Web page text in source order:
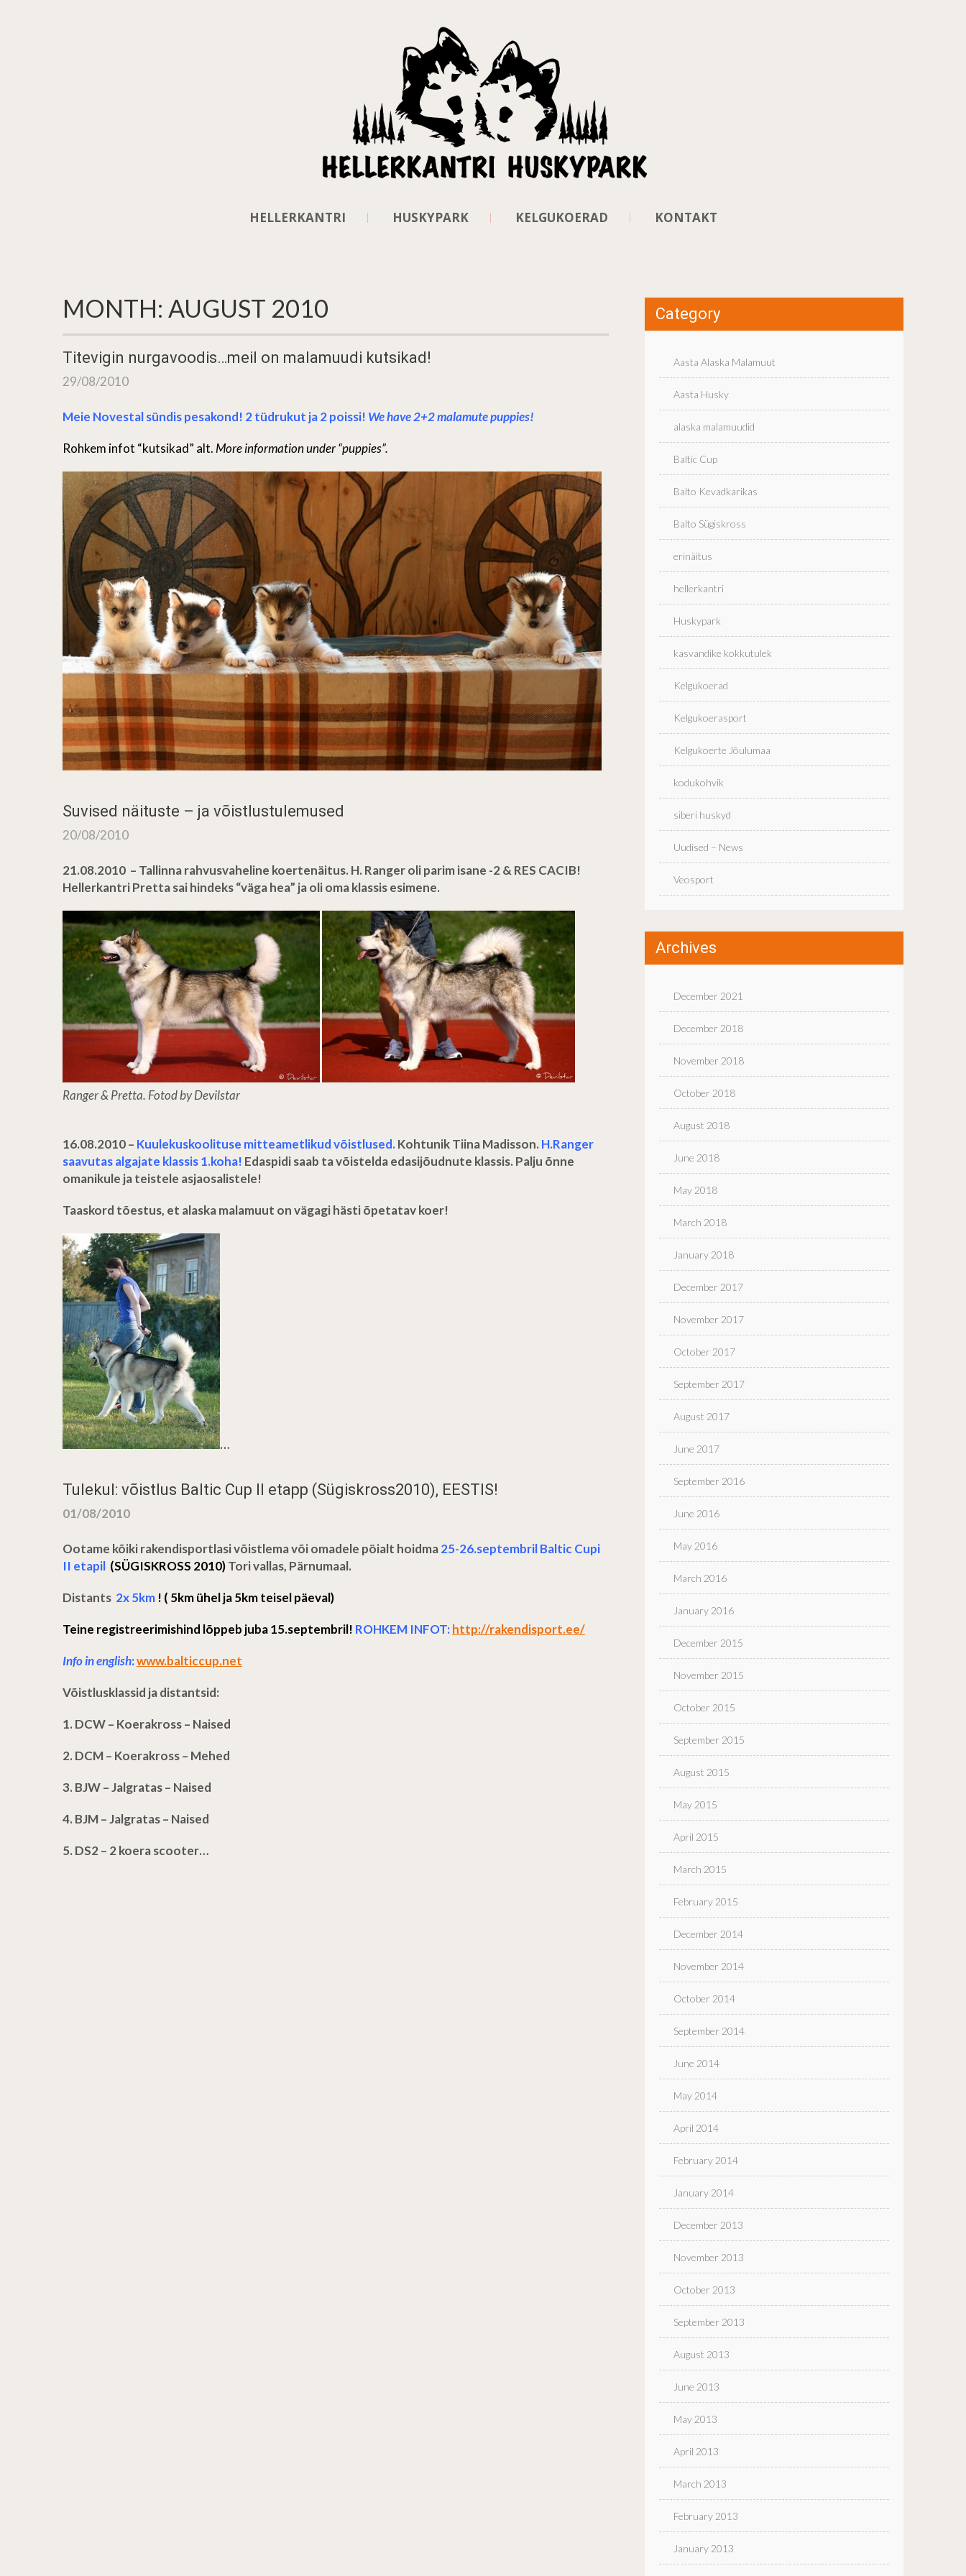
HELLERKANTRI HUSKYPARK KELGUKOERAD KONTAKT
MONTH: AUGUST 2010
Titevigin nurgavoodis…meil on malamuudi kutsikad!
29/08/2010
Meie Novestal sündis pesakond! 2 tüdrukut ja 2 poissi! We have 2+2 malamute puppies!
Rohkem infot “kutsikad” alt. More information under “puppies”.
Suvised näituste – ja võistlustulemused
20/08/2010
21.08.2010 – Tallinna rahvusvaheline koertenäitus. H. Ranger oli parim isane -2 & RES CACIB!
Hellerkantri Pretta sai hindeks “väga hea” ja oli oma klassis esimene.
Ranger & Pretta. Fotod by Devilstar
16.08.2010 – Kuulekuskoolituse mitteametlikud võistlused.Kohtunik Tiina Madisson. H.Ranger
saavutas algajate klassis 1.koha! Edaspidi saab ta võistelda edasijõudnute klassis. Palju õnne
omanikule ja teistele asjaosalistele!
Taaskord tõestus, et alaska malamuut on vägagi hästi õpetatav koer!
…
Tulekul: võistlus Baltic Cup II etapp (Sügiskross2010), EESTIS!
01/08/2010
Ootame kõiki rakendisportlasi võistlema või omadele pöialt hoidma25-26.septembrilBaltic Cupi
II etapil (SÜGISKROSS 2010)Tori vallas, Pärnumaal.
Distants 2x5km ! ( 5km ühel ja 5km teisel päeval)
Teine registreerimishind lõppeb juba 15.septembril! ROHKEM INFOT:http://rakendisport.ee/
Info in english:www.balticcup.net
Võistlusklassid ja distantsid:
1. DCW – Koerakross – Naised
2. DCM – Koerakross – Mehed
3. BJW – Jalgratas – Naised
4. BJM – Jalgratas – Naised
5. DS2 – 2 koera scooter…
Category
Aasta Alaska Malamuut
Aasta Husky
alaska malamuudid
Baltic Cup
Balto Kevadkarikas
Balto Sügiskross
erinäitus
hellerkantri
Huskypark
kasvandike kokkutulek
Kelgukoerad
Kelgukoerasport
Kelgukoerte Jõulumaa
kodukohvik
siberi huskyd
Uudised – News
Veosport
Archives
December 2021
December 2018
November 2018
October 2018
August 2018
June 2018
May 2018
March 2018
January 2018
December 2017
November 2017
October 2017
September 2017
August 2017
June 2017
September 2016
June 2016
May 2016
March 2016
January 2016
December 2015
November 2015
October 2015
September 2015
August 2015
May 2015
April 2015
March 2015
February 2015
December 2014
November 2014
October 2014
September 2014
June 2014
May 2014
April 2014
February 2014
January 2014
December 2013
November 2013
October 2013
September 2013
August 2013
June 2013
May 2013
April 2013
March 2013
February 2013
January 2013